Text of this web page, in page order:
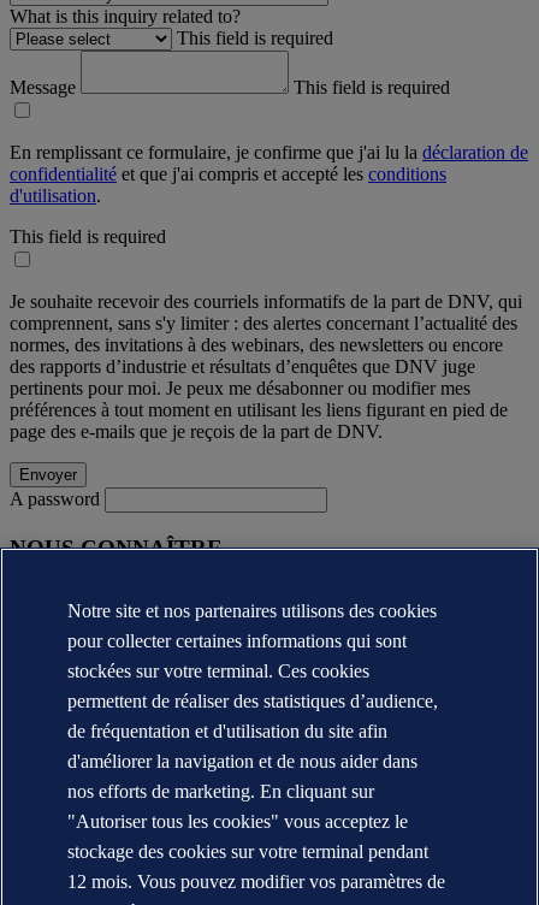
What is this inquiry related to?
This field is required
Message This field is required
En remplissant ce formulaire, je confirme que j'ai lu la déclaration de
confidentialité et que j'ai compris et accepté les conditions
d'utilisation.
This field is required
Je souhaite recevoir des courriels informatifs de la part de DNV, qui
comprennent, sans s'y limiter : des alertes concernant l’actualité des
normes, des invitations à des webinars, des newsletters ou encore
des rapports d’industrie et résultats d’enquêtes que DNV juge
pertinents pour moi. Je peux me désabonner ou modifier mes
préférences à tout moment en utilisant les liens figurant en pied de
page des e-mails que je reçois de la part de DNV.
A password
NOUS CONNAÎTRE
Annual reports
Contact
Contacter DNV
Localisateur de bureaux africains
Déclaration de confidentialité
Conditions d'utilisation
Copyright © DNV AS 2025
Notre site et nos partenaires utilisons des cookies
pour collecter certaines informations qui sont
stockées sur votre terminal. Ces cookies
permettent de réaliser des statistiques d’audience,
de fréquentation et d'utilisation du site afin
d'améliorer la navigation et de nous aider dans
nos efforts de marketing. En cliquant sur
"Autoriser tous les cookies" vous acceptez le
stockage des cookies sur votre terminal pendant
12 mois. Vous pouvez modifier vos paramètres de